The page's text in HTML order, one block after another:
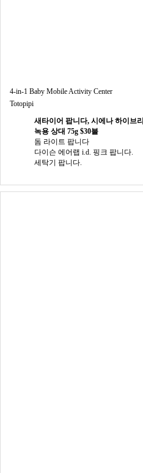
4-in-1 Baby Mobile Activity Center
Totopipi
새타이어 팝니다, 시에나 하이브
녹용 상대 75g $30불
돔 라이트 팝니다
다이슨 에어랩 i.d. 핑크 팝니다.
세탁기 팝니다.